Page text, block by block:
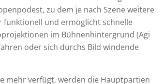
zu dem je nach Szene weitere
funktionell und ermöglicht schnelle
im Bühnenhintergrund (Agi
oder sich durchs Bild windende
mehr verfügt, werden die Hauptpartien